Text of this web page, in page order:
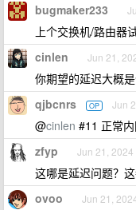
bugmaker233
上个交换机/路由器
cinlen Jun 21,
你期望的延迟大概
qjbcnrs OP Jun
@cinlen #11 正常
zfyp Jun 21, 2024
这哪是延迟问题？这
ovoo Jun 21,